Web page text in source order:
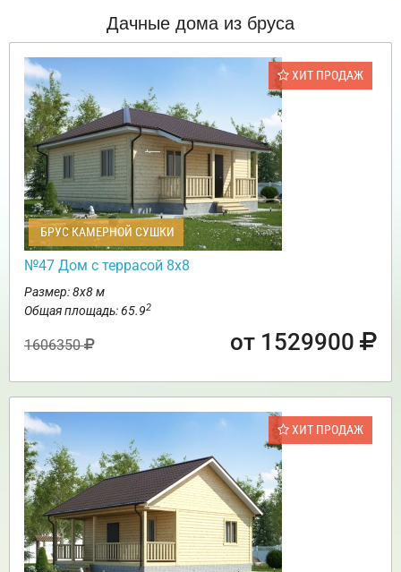
Дачные дома из бруса
ХИТ ПРОДАЖ
БРУС КАМЕРНОЙ СУШКИ
№47 Дом с террасой 8х8
Размер: 8х8 м
Общая площадь: 65.92
1606350 от 1529900
ХИТ ПРОДАЖ